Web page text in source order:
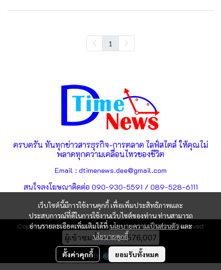
1
เว็บไซต์นี้มีการใช้งานคุกกี้ เพื่อเพิ่มประสิทธิภาพและ
ประสบการณ์ที่ดีในการใช้งานเว็บไซต์ของท่าน ท่านสามารถ
อ่านรายละเอียดเพิ่มเติมได้ที่นโยบายความเป็นส่วนตัวและ
นโยบายคุกกี้
ตั้งค่าคุกกี้ ยอมรับทั้งหมด
ครบครัน ทันทุกข่าวสารธุรกิจ-การตลาด ไลฟ์สไตล์ ให้คุณไม่
พลาดทุกความเคลื่อนไหวของชีวิต
Email : dtimenews.dee@gmail.com
สนใจลงโฆษณาติดต่อ 090-930-5591 / 089-528-6111
Copyright © 2025-2026 | dtimenews.com | All Rights Reserved
ผู้เข้าชมทั้งหมด3,576,007
Powered By MakeWebEasy